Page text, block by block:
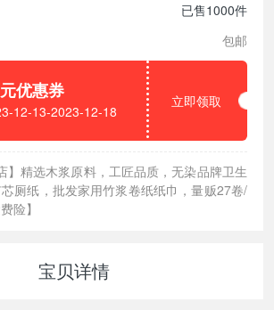
已售1000件
包邮
优惠券
12-13-2023-12-18
立即领取
】精选木浆原料，工匠品质，无染品牌卫生
厕纸，批发家用竹浆卷纸纸巾，量贩27卷/
险】
宝贝详情